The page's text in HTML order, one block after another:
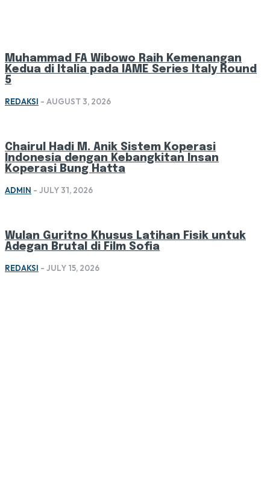
Muhammad FA Wibowo Raih Kemenangan
Kedua di Italia pada IAME Series Italy Round
5
REDAKSI - AUGUST 3, 2026
Chairul Hadi M. Anik Sistem Koperasi
Indonesia dengan Kebangkitan Insan
Koperasi Bung Hatta
ADMIN - JULY 31, 2026
Wulan Guritno Khusus Latihan Fisik untuk
Adegan Brutal di Film Sofia
REDAKSI - JULY 15, 2026